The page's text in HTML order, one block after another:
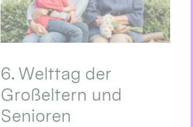
6. Welttag der
Großeltern und
Senioren